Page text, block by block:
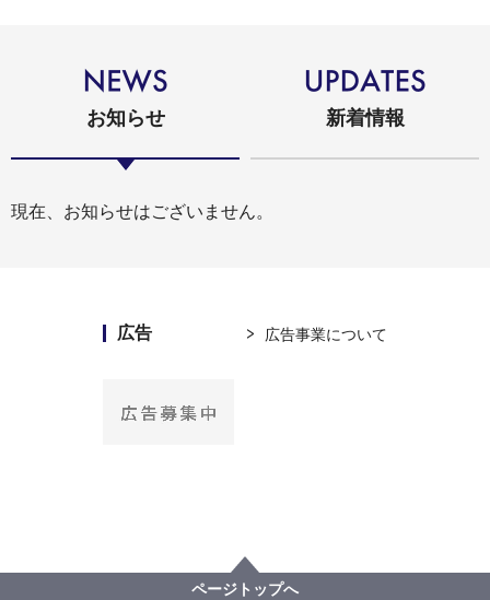
お知らせ
現在、お知らせはございません。
新着情報
広告 広告事業について
ページトップへ